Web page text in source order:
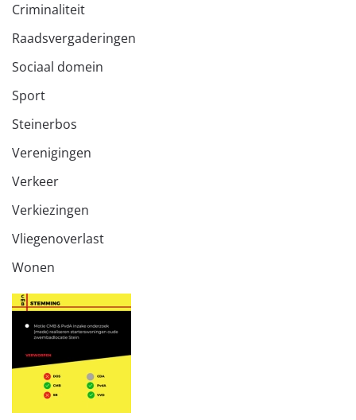
Criminaliteit
Raadsvergaderingen
Sociaal domein
Sport
Steinerbos
Verenigingen
Verkeer
Verkiezingen
Vliegenoverlast
Wonen